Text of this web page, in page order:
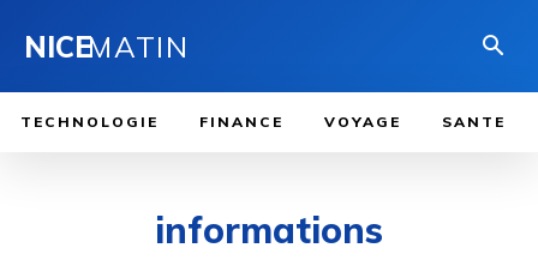
NICEMATIN
TECHNOLOGIE FINANCE VOYAGE SANTE
informations